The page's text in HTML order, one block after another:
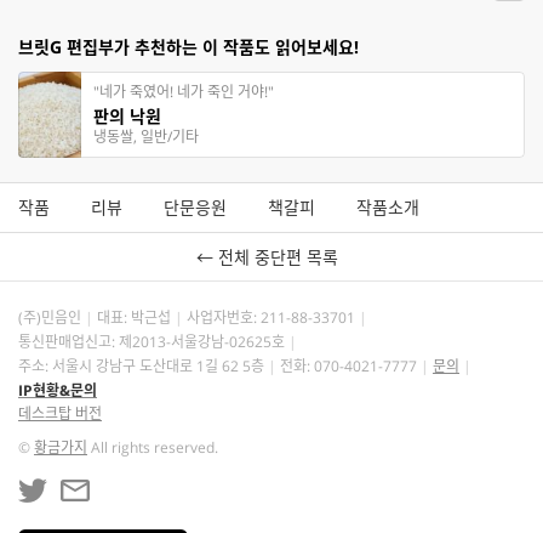
브릿G 편집부가 추천하는 이 작품도 읽어보세요!
"네가 죽였어! 네가 죽인 거야!"
판의 낙원
냉동쌀, 일반/기타
작품 리뷰 단문응원 책갈피 작품소개
← 전체 중단편 목록
(주)민음인 대표: 박근섭 사업자번호: 211-88-33701
통신판매업신고: 제2013-서울강남-02625호
주소: 서울시 강남구 도산대로 1길 62 5층
전화: 070-4021-7777
문의
IP현황&문의
데스크탑 버전
©황금가지 All rights reserved.